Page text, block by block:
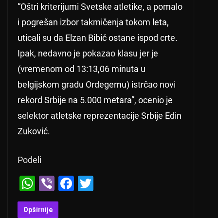
“Oštri kriterijumi Svetske atletike, a pomalo
i pogrešan izbor takmičenja tokom leta,
uticali su da Elzan Bibić ostane ispod crte.
Ipak, nedavno je pokazao klasu jer je
(vremenom od 13:13,06 minuta u
belgijskom gradu Ordegemu) istrčao novi
rekord Srbije na 5.000 metara”, ocenio je
selektor atletske reprezentacije Srbije Edin
Zuković.
Podeli
W
h
Vi
b
F
Opširnije